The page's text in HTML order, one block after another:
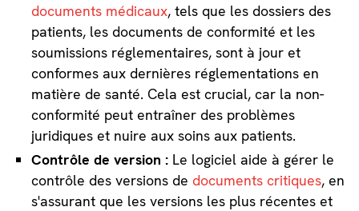
documents médicaux, tels que les dossiers des
patients, les documents de conformité et les
soumissions réglementaires, sont à jour et
conformes aux dernières réglementations en
matière de santé. Cela est crucial, car la non-
conformité peut entraîner des problèmes
juridiques et nuire aux soins aux patients.
Contrôle de version : Le logiciel aide à gérer le
contrôle des versions dedocuments critiques, en
s'assurant que les versions les plus récentes et